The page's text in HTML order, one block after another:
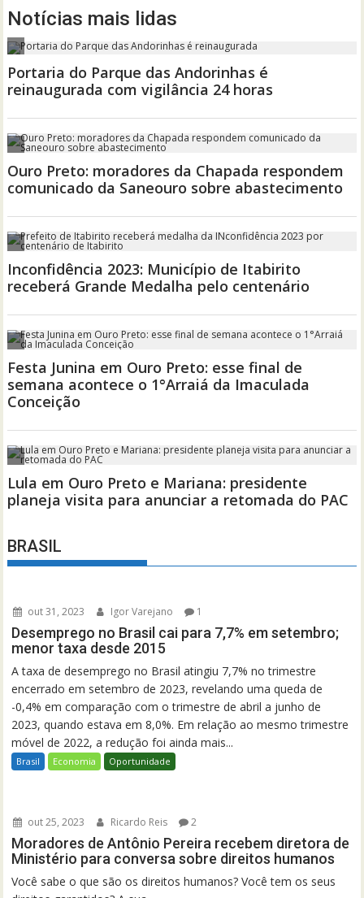
Notícias mais lidas
BRASIL
out 31, 2023 Igor Varejano 1
Desemprego no Brasil cai para 7,7% em setembro;
menor taxa desde 2015
A taxa de desemprego no Brasil atingiu 7,7% no trimestre
encerrado em setembro de 2023, revelando uma queda de
-0,4% em comparação com o trimestre de abril a junho de
2023, quando estava em 8,0%. Em relação ao mesmo trimestre
móvel de 2022, a redução foi ainda mais...
Brasil Economia Oportunidade
out 25, 2023 Ricardo Reis 2
Moradores de Antônio Pereira recebem diretora de
Ministério para conversa sobre direitos humanos
Você sabe o que são os direitos humanos? Você tem os seus